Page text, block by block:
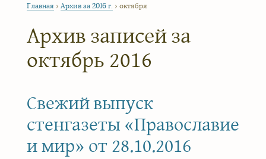
Главная › Архив за 2016 г. › октября
Архив записей за
октябрь 2016
Свежий выпуск
стенгазеты «Православие
и мир» от 28.10.2016